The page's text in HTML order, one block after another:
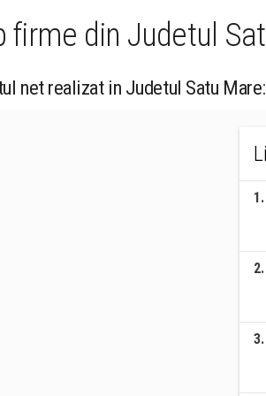
firme din Judetul
net realizat in Judetul Satu
1.
2.
3.